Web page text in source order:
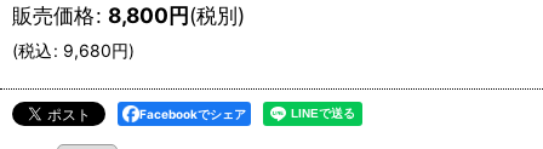
販売価格: 8,800円(税別)
(税込: 9,680円)
Facebookでシェア